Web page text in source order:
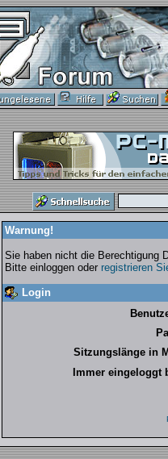
Warnung!
Sie haben nicht die Berechtigung
Bitte einloggen oder registrieren
Login
Sitzungslänge in
Immer eingeloggt